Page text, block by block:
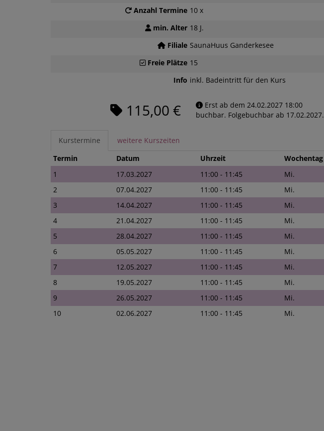
Anzahl Termine 10 x
min. Alter 18 J.
Filiale SaunaHuus Ganderkesee
Freie Plätze 15
Info inkl. Badeintritt für den Kurs
115,00 €
Erst ab dem 24.02.2027 18:00
buchbar. Folgebuchbar ab 17.02.2027.
Kurstermine
weitere Kurszeiten
Termin
Datum Uhrzeit
Wochentag
1
17.03.2027 11:00 - 11:45
Mi.
2
07.04.2027 11:00 - 11:45
Mi.
3
14.04.2027 11:00 - 11:45
Mi.
4
21.04.2027 11:00 - 11:45
Mi.
5
28.04.2027 11:00 - 11:45
Mi.
6
05.05.2027 11:00 - 11:45
Mi.
7
12.05.2027 11:00 - 11:45
Mi.
8
19.05.2027 11:00 - 11:45
Mi.
9
26.05.2027 11:00 - 11:45
Mi.
10
02.06.2027 11:00 - 11:45 Mi.